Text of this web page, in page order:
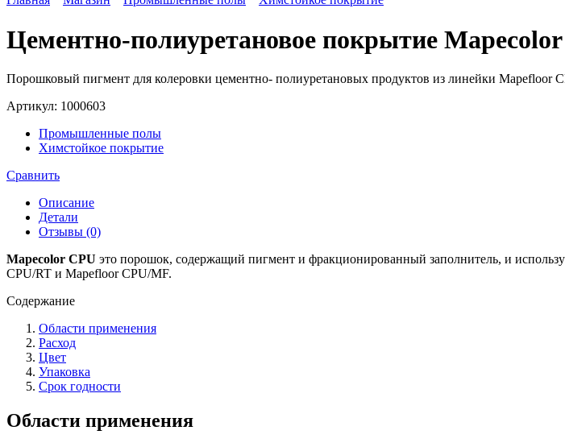
Цементно-полиуретановое покрытие
Порошковый пигмент для колеровки цементно- полиуретановых продуктов из линейки Mapefloor
Артикул: 1000603
Промышленные полы
Химстойкое покрытие
Сравнить
Описание
Детали
Отзывы (0)
Mapecolor CPU это порошок, содержащий пигмент и фракционированный заполнитель, и
CPU/RT и Mapefloor CPU/MF.
Содержание
Области применения
Расход
Цвет
Упаковка
Срок годности
Области применения